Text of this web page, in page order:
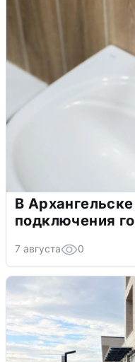
В
подключения
7 августа 0